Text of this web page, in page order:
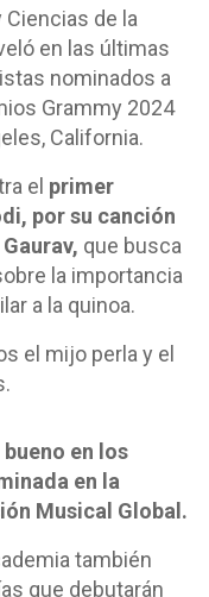
Ciencias de la
en las últimas
nominados a
Grammy 2024
California.
el primer
por su canción
que busca
la importancia
a la quinoa.
el mijo perla y el
en los
en la
Musical Global.
también
que debutarán